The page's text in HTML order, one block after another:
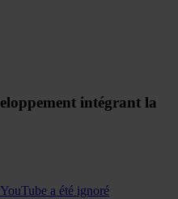
intégrant la
a été ignoré